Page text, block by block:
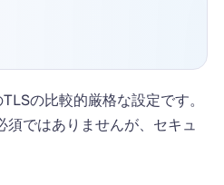
の比較的厳格な設定です。
須ではありませんが、セキュ